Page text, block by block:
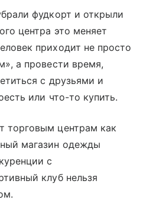
фудкорт и открыли
центра это меняет
приходит не просто
а провести время,
с друзьями и
или что-то купить.
торговым центрам как
магазин одежды
с
клуб нельзя